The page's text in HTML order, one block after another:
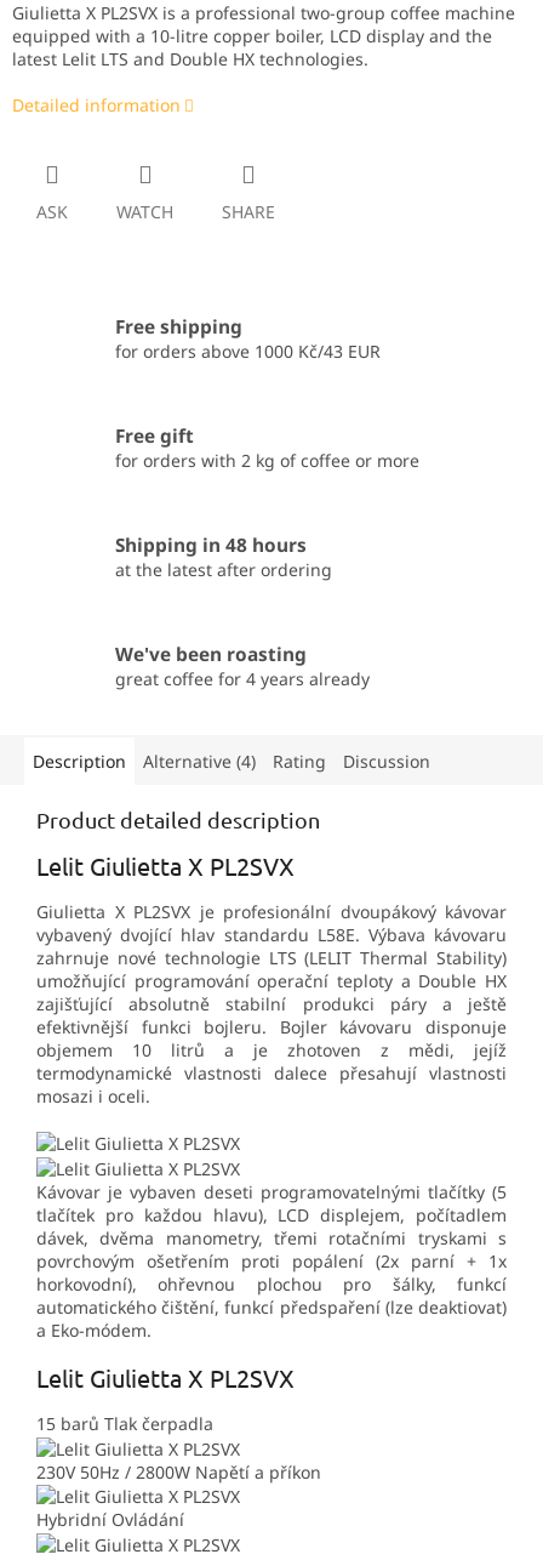
Giulietta X PL2SVX is a professional two‑group coffee machine
equipped with a 10‑litre copper boiler, LCD display and the
latest Lelit LTS and Double HX technologies.
Detailed information
ASK WATCH SHARE
Free shipping
for orders above 1000 Kč/43 EUR
Free gift
for orders with 2 kg of coffee or more
Shipping in 48 hours
at the latest after ordering
We've been roasting
great coffee for 4 years already
Description Alternative (4) Rating Discussion
Product detailed description
Lelit Giulietta X PL2SVX
Giulietta X PL2SVX je profesionální dvoupákový kávovar
vybavený dvojící hlav standardu L58E. Výbava kávovaru
zahrnuje nové technologie LTS (LELIT Thermal Stability)
umožňující programování operační teploty a Double HX
zajišťující absolutně stabilní produkci páry a ještě
efektivnější funkci bojleru. Bojler kávovaru disponuje
objemem 10 litrů a je zhotoven z mědi, jejíž
termodynamické vlastnosti dalece přesahují vlastnosti
mosazi i oceli.
Kávovar je vybaven deseti programovatelnými tlačítky (5
tlačítek pro každou hlavu), LCD displejem, počítadlem
dávek, dvěma manometry, třemi rotačními tryskami s
povrchovým ošetřením proti popálení (2x parní + 1x
horkovodní), ohřevnou plochou pro šálky, funkcí
automatického čištění, funkcí předspaření (lze deaktiovat)
a Eko-módem.
Lelit Giulietta X PL2SVX
15 barů Tlak čerpadla
230V 50Hz / 2800W Napětí a příkon
Hybridní Ovládání